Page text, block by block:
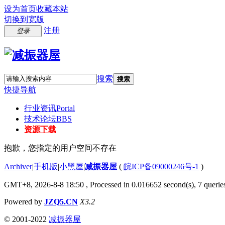
设为首页收藏本站
切换到宽版
登录 注册
搜索 搜索
快捷导航
行业资讯Portal
技术论坛BBS
资源下载
抱歉，您指定的用户空间不存在
Archiver|手机版|小黑屋|减振器屋 ( 皖ICP备09000246号-1 )
GMT+8, 2026-8-8 18:50 , Processed in 0.016652 second(s), 7
Powered by JZQ5.CN X3.2
© 2001-2022 减振器屋